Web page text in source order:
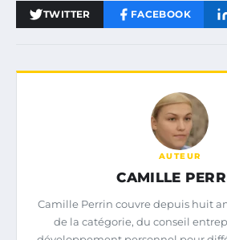
TWITTER FACEBOOK
AUTEUR
CAMILLE
Camille Perrin couvre depuis huit
de la catégorie, du conseil